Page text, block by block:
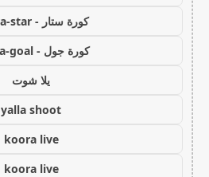
كورة ستار - koora-star
كورة جول - koora-goal
يلا شوت
yalla shoot
koora live
koora live